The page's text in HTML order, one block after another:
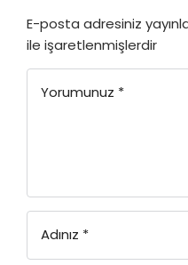
E-posta adresiniz
ile işaretlenmişlerdir
Yorumunuz *
Adınız *